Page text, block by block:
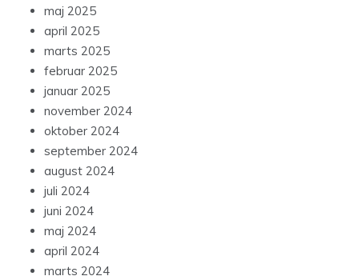
maj 2025
april 2025
marts 2025
februar 2025
januar 2025
november 2024
oktober 2024
september 2024
august 2024
juli 2024
juni 2024
maj 2024
april 2024
marts 2024